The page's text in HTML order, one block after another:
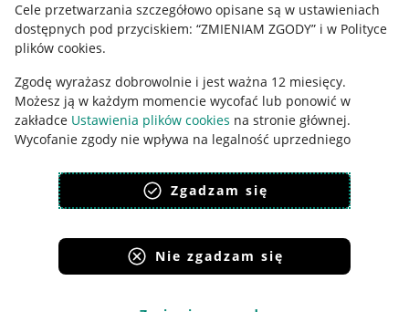
Cele przetwarzania szczegółowo opisane są w ustawieniach
dostępnych pod przyciskiem: “ZMIENIAM ZGODY” i w Polityce
plików cookies.
Zgodę wyrażasz dobrowolnie i jest ważna 12 miesięcy.
Możesz ją w każdym momencie wycofać lub ponowić w
zakładce Ustawienia plików cookies na stronie głównej.
Wycofanie zgody nie wpływa na legalność uprzedniego
polityka plików cookies
polityka ochrony prywatności
Zgadzam się
Nie zgadzam się
Pobierz aplikację
Korzystanie z serwisu oznacza akceptacjęregulaminu